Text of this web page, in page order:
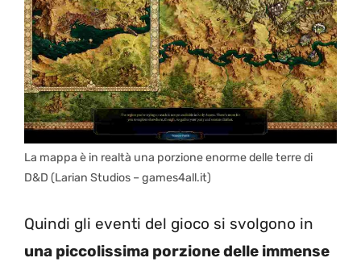
La mappa è in realtà una porzione enorme delle terre di
D&D (Larian Studios – games4all.it)
Quindi gli eventi del gioco si svolgono in
una piccolissima porzione delle immense